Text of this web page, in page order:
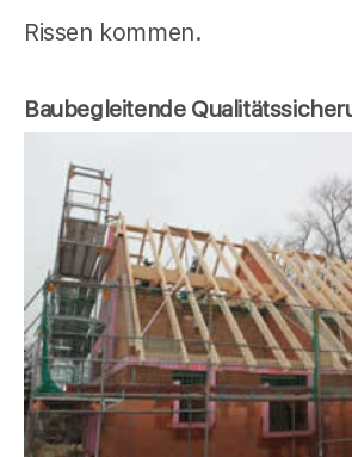
Rissen kommen.
Baubegleitende